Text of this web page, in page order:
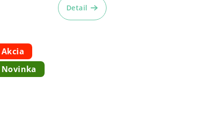
Detail
Akcia
Novinka